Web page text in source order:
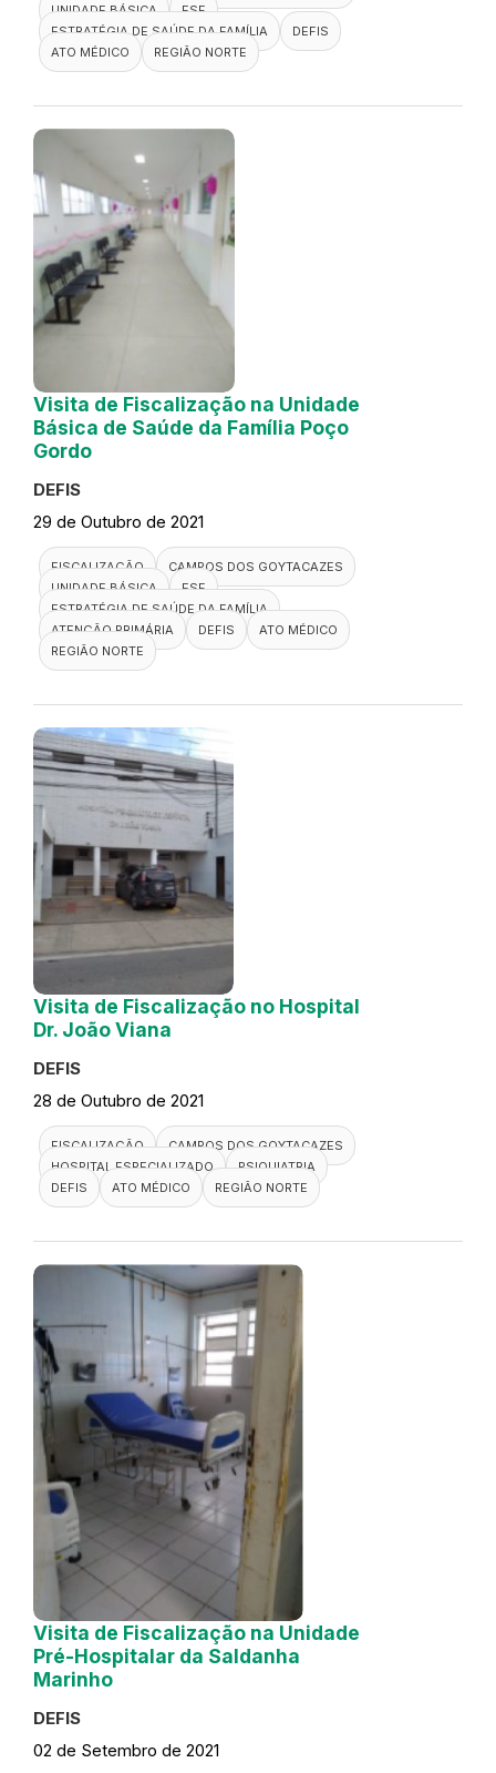
UNIDADE BÁSICA
ESF
ESTRATÉGIA DE SAÚDE DA FAMÍLIA
DEFIS
ATO MÉDICO
REGIÃO NORTE
Visita de Fiscalização na Unidade
Básica de Saúde da Família Poço
Gordo
DEFIS
29 de Outubro de 2021
FISCALIZAÇÃO
CAMPOS DOS GOYTACAZES
UNIDADE BÁSICA
ESF
ESTRATÉGIA DE SAÚDE DA FAMÍLIA
ATENÇÃO PRIMÁRIA
DEFIS
ATO MÉDICO
REGIÃO NORTE
Visita de Fiscalização no Hospital
Dr. João Viana
DEFIS
28 de Outubro de 2021
FISCALIZAÇÃO
CAMPOS DOS GOYTACAZES
HOSPITAL ESPECIALIZADO
PSIQUIATRIA
DEFIS
ATO MÉDICO REGIÃO NORTE
Visita de Fiscalização na Unidade
Pré-Hospitalar da Saldanha
Marinho
DEFIS
02 de Setembro de 2021